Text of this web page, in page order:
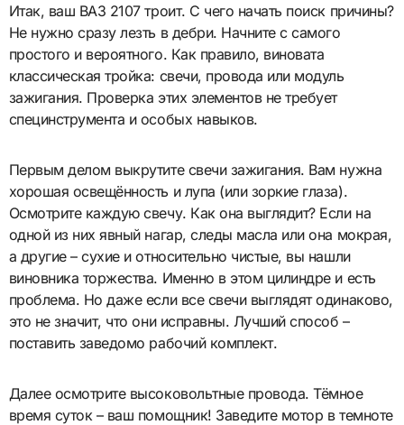
Итак, ваш ВАЗ 2107 троит. С чего начать поиск причины?
Не нужно сразу лезть в дебри. Начните с самого
простого и вероятного. Как правило, виновата
классическая тройка: свечи, провода или модуль
зажигания. Проверка этих элементов не требует
специнструмента и особых навыков.
Первым делом выкрутите свечи зажигания. Вам нужна
хорошая освещённость и лупа (или зоркие глаза).
Осмотрите каждую свечу. Как она выглядит? Если на
одной из них явный нагар, следы масла или она мокрая,
а другие – сухие и относительно чистые, вы нашли
виновника торжества. Именно в этом цилиндре и есть
проблема. Но даже если все свечи выглядят одинаково,
это не значит, что они исправны. Лучший способ –
поставить заведомо рабочий комплект.
Далее осмотрите высоковольтные провода. Тёмное
время суток – ваш помощник! Заведите мотор в темноте